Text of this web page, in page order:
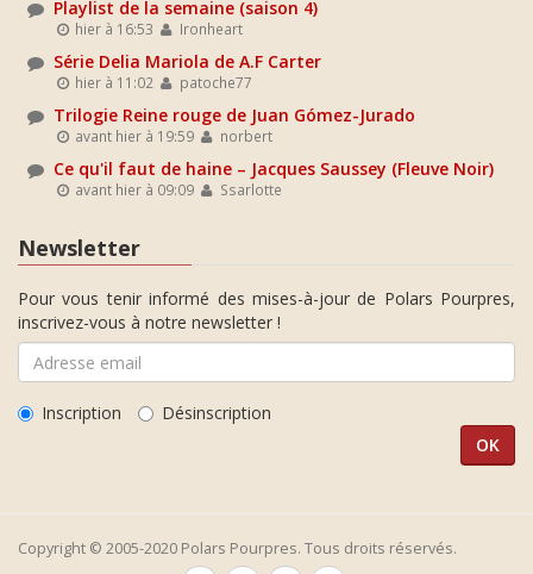
Playlist de la semaine (saison 4)
hier à 16:53 Ironheart
Série Delia Mariola de A.F Carter
hier à 11:02 patoche77
Trilogie Reine rouge de Juan Gómez-Jurado
avant hier à 19:59 norbert
Ce qu'il faut de haine – Jacques Saussey (Fleuve Noir)
avant hier à 09:09 Ssarlotte
Newsletter
Pour vous tenir informé des mises-à-jour de Polars Pourpres,
inscrivez-vous à notre newsletter !
Inscription Désinscription
Copyright © 2005-2020 Polars Pourpres. Tous droits réservés.